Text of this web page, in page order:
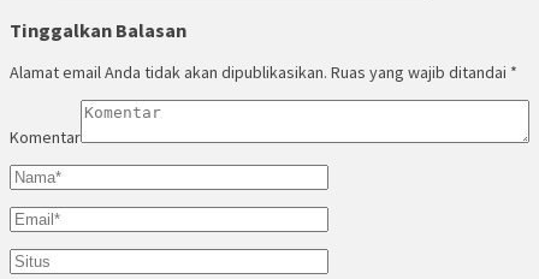
Tinggalkan Balasan
Alamat email Anda tidak akan dipublikasikan. Ruas yang wajib ditandai *
Komentar